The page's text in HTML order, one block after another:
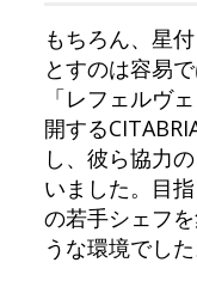
もちろん、星
とすのは容易
「レフェルヴ
開する
し、彼ら協力
いました。目
の若手シェフ
うな環境でした